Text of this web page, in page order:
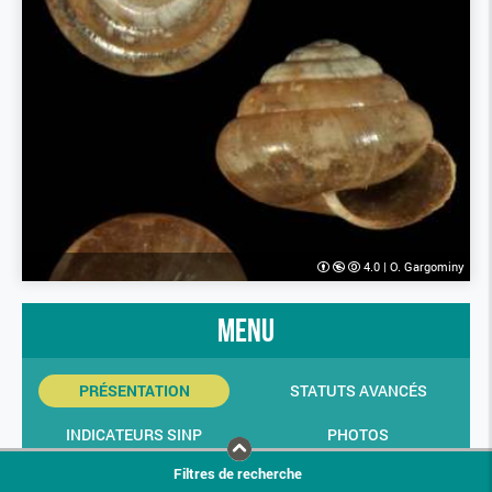
4.0 | O. Gargominy
menu
PRÉSENTATION STATUTS AVANCÉS
INDICATEURS SINP
PHOTOS
Filtres de recherche